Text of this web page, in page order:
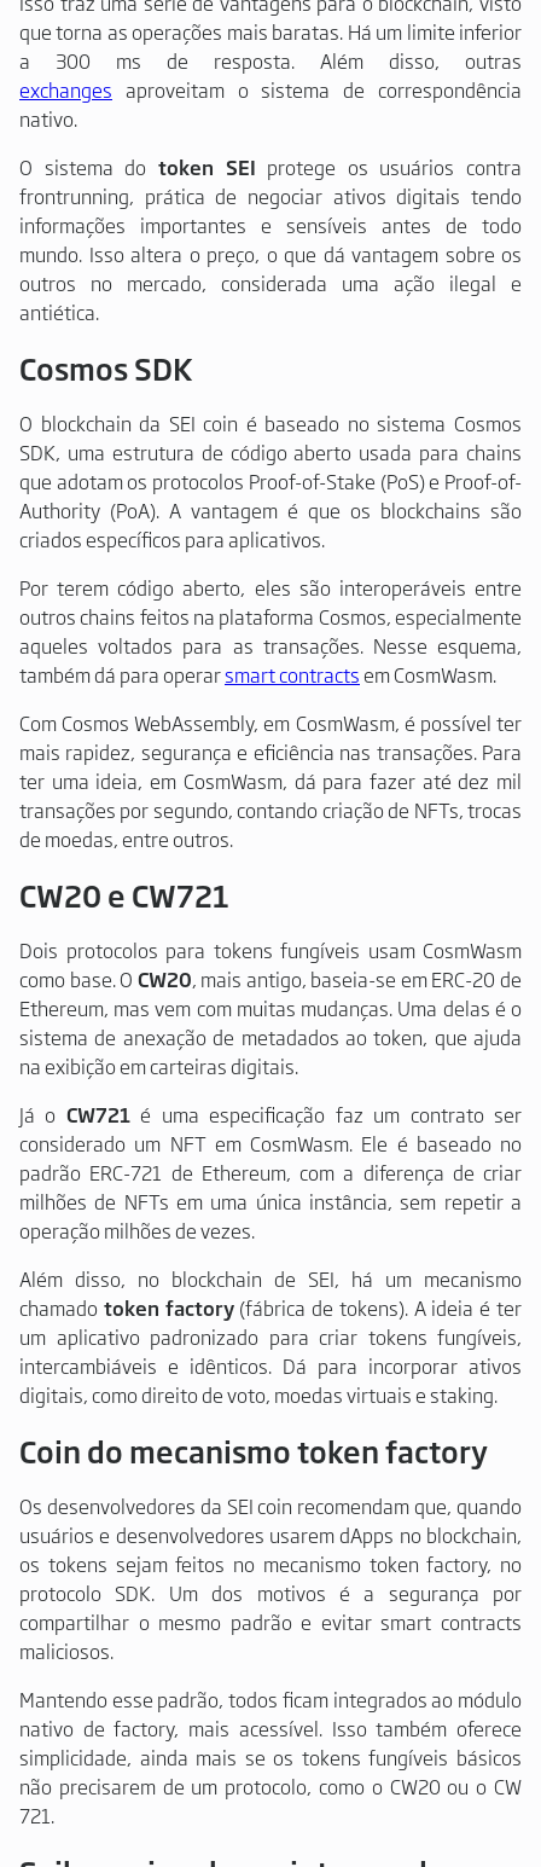
que torna as operações mais baratas. Há um limite inferior
a 300 ms de resposta. Além disso, outras
exchanges aproveitam o sistema de correspondência
nativo.
O sistema do token SEI protege os usuários contra
frontrunning, prática de negociar ativos digitais tendo
informações importantes e sensíveis antes de todo
mundo. Isso altera o preço, o que dá vantagem sobre os
outros no mercado, considerada uma ação ilegal e
antiética.
Cosmos SDK
O blockchain da SEI coin é baseado no sistema Cosmos
SDK, uma estrutura de código aberto usada para chains
que adotam os protocolos Proof-of-Stake (PoS) e Proof-of-
Authority (PoA). A vantagem é que os blockchains são
criados específicos para aplicativos.
Por terem código aberto, eles são interoperáveis entre
outros chains feitos na plataforma Cosmos, especialmente
aqueles voltados para as transações. Nesse esquema,
também dá para operarsmart contractsem CosmWasm.
Com Cosmos WebAssembly, em CosmWasm, é possível ter
mais rapidez, segurança e eficiência nas transações. Para
ter uma ideia, em CosmWasm, dá para fazer até dez mil
transações por segundo, contando criação de NFTs, trocas
de moedas, entre outros.
CW20 e CW721
Dois protocolos para tokens fungíveis usam CosmWasm
como base. O CW20, mais antigo, baseia-se em ERC-20 de
Ethereum, mas vem com muitas mudanças. Uma delas é o
sistema de anexação de metadados ao token, que ajuda
na exibição em carteiras digitais.
Já o CW721é uma especificação faz um contrato ser
considerado um NFT em CosmWasm. Ele é baseado no
padrão ERC-721 de Ethereum, com a diferença de criar
milhões de NFTs em uma única instância, sem repetir a
operação milhões de vezes.
Além disso, no blockchain de SEI, há um mecanismo
chamado token factory (fábrica de tokens). A ideia é ter
um aplicativo padronizado para criar tokens fungíveis,
intercambiáveis e idênticos. Dá para incorporar ativos
digitais, como direito de voto, moedas virtuais e staking.
Coin do mecanismo token factory
Os desenvolvedores da SEI coin recomendam que, quando
usuários e desenvolvedores usarem dApps no blockchain,
os tokens sejam feitos no mecanismo token factory, no
protocolo SDK. Um dos motivos é a segurança por
compartilhar o mesmo padrão e evitar smart contracts
maliciosos.
Mantendo esse padrão, todos ficam integrados ao módulo
nativo de factory, mais acessível. Isso também oferece
simplicidade, ainda mais se os tokens fungíveis básicos
não precisarem de um protocolo, como o CW20 ou o CW
721.